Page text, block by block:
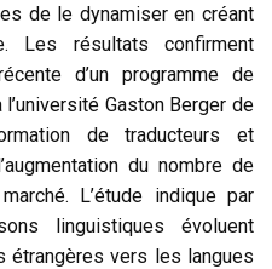
de le dynamiser en créant
Les résultats confirment
d’un programme de
Gaston Berger de
de traducteurs et
du nombre de
L’étude indique par
linguistiques évoluent
étrangères vers les langues